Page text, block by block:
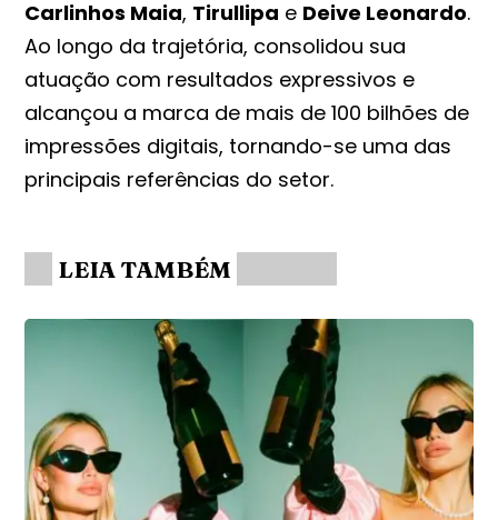
Carlinhos Maia, Tirullipa e Deive Leonardo.
Ao longo da trajetória, consolidou sua
atuação com resultados expressivos e
alcançou a marca de mais de 100 bilhões de
impressões digitais, tornando-se uma das
principais referências do setor.
LEIA TAMBÉM